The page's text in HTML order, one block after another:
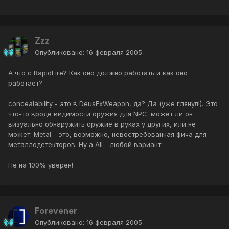
Zzz
Опубликовано: 16 февраля 2005
А что с RapidFire? Как оно должно работать и как оно
работает?
concealability - это в DeusExWeapon, да? Да (уже глянул!). Это
что-то вроде видимости оружия для NPC: может ли он
визуально обнаружить оружие в руках у других, или не
может. Metal - это, возможно, невостребованная фича для
металлодетекторов. Ну а All - любой вариант.
Не на 100% уверен!
Forevener
Опубликовано: 16 февраля 2005